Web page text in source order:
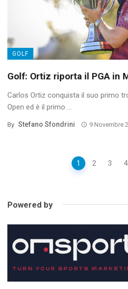
GOLF
Golf: Ortiz riporta il PGA in
Carlos Ortiz conquista il suo primo
Open ed è il primo ...
By Stefano Sfondrini 9 Novembre
1 2 3 4
Powered by